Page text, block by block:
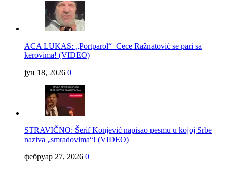
ACA LUKAS: „Portparol“ Cece Ražnatović se pari sa
kerovima! (VIDEO)
јун 18, 2026 0
STRAVIČNO: Šerif Konjević napisao pesmu u kojoj Srbe
naziva „smradovima“! (VIDEO)
фебруар 27, 2026 0